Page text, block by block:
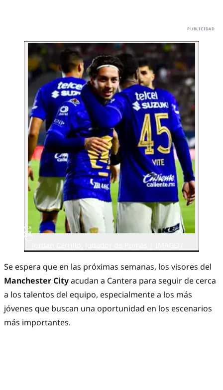
Se espera que en las próximas semanas, los visores del
Manchester Cityacudan a Cantera para seguir de cerca
a los talentos del equipo, especialmente a los más
jóvenes que buscan una oportunidad en los escenarios
más importantes.